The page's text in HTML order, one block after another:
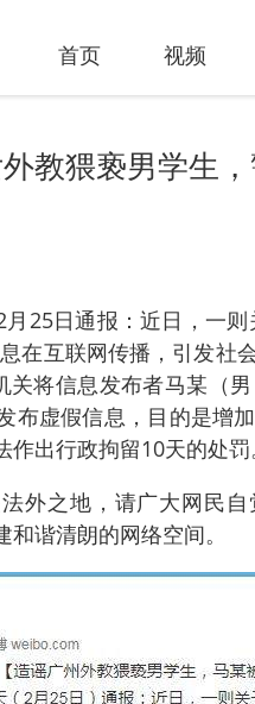
首页 视频
教猥亵男学生
25日通报：近日，一
在互联网传播，引发社
将信息发布者马某（男
布虚假信息，目的是增
出行政拘留10天的处罚
外之地，请广大网民
谐清朗的网络空间。